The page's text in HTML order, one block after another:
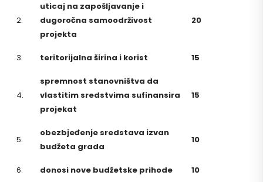
2.
uticaj na zapošljavanje i
dugoročna samoodrživost
projekta
20
3. teritorijalna širina i korist 15
4.
spremnost stanovništva da
vlastitim sredstvima sufinansira
projekat
15
5.
obezbjeđenje sredstava izvan
budžeta grada
10
6. donosi nove budžetske prihode 10